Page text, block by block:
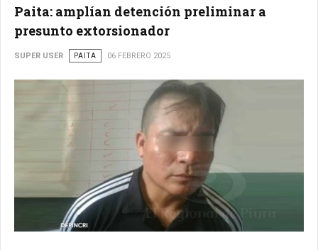
Paita: amplían detención preliminar a
presunto extorsionador
SUPER USER PAITA 06 FEBRERO 2025